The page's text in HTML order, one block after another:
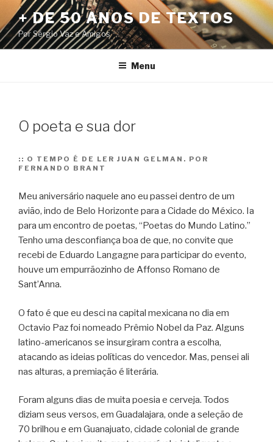
Pular
para
o
conteúdo
+ DE 50 ANOS DE TEXTOS
Por Sérgio Vaz e Amigos
Menu
O poeta e sua dor
:: O TEMPO É DE LER JUAN GELMAN. POR
FERNANDO BRANT
Meu aniversário naquele ano eu passei dentro de um
avião, indo de Belo Horizonte para a Cidade do México. Ia
para um encontro de poetas, “Poetas do Mundo Latino.”
Tenho uma desconfiança boa de que, no convite que
recebi de Eduardo Langagne para participar do evento,
houve um empurrãozinho de Affonso Romano de
Sant’Anna.
O fato é que eu desci na capital mexicana no dia em
Octavio Paz foi nomeado Prêmio Nobel da Paz. Alguns
latino-americanos se insurgiram contra a escolha,
atacando as ideias políticas do vencedor. Mas, pensei ali
nas alturas, a premiação é literária.
Foram alguns dias de muita poesia e cerveja. Todos
diziam seus versos, em Guadalajara, onde a seleção de
70 brilhou e em Guanajuato, cidade colonial de grande